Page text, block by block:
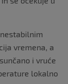
vremena, a
i vruće
lokalno